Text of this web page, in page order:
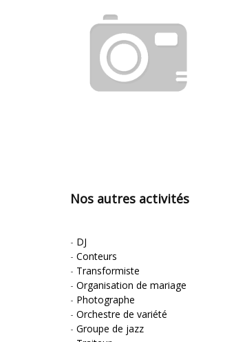
Nos autres activités
- DJ
- Conteurs
- Transformiste
- Organisation de mariage
- Photographe
- Orchestre de variété
- Groupe de jazz